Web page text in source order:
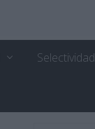
Selectividad